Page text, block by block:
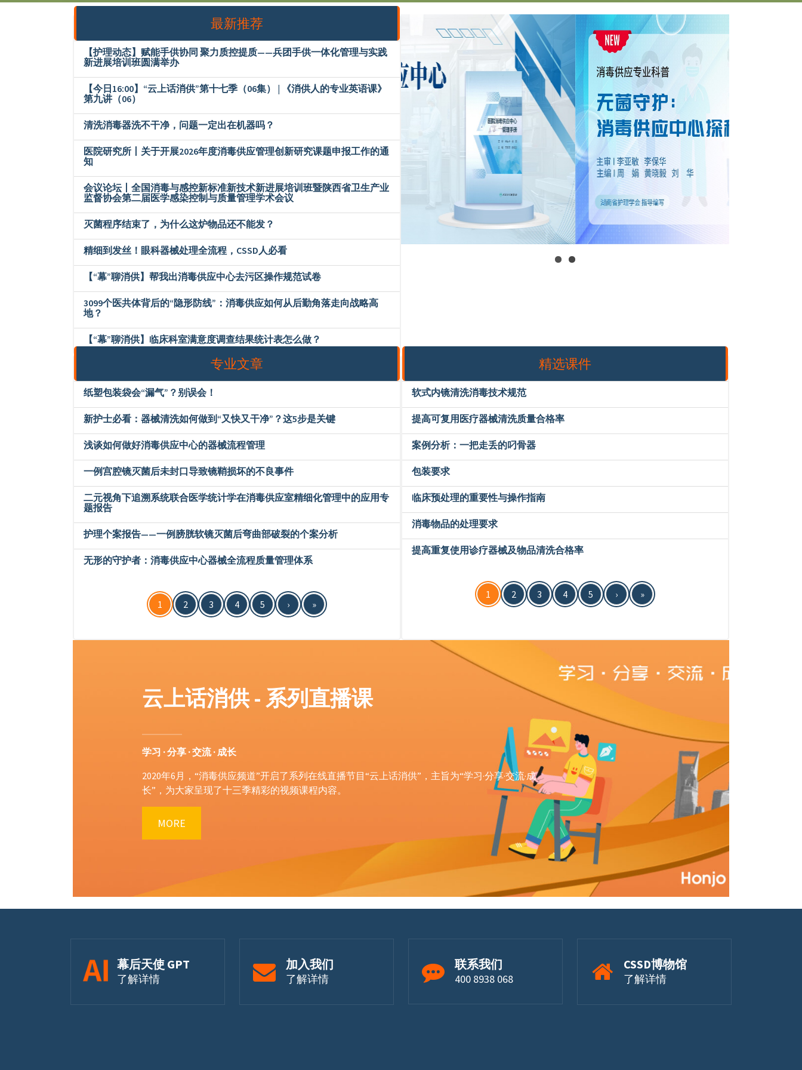
最新推荐
【护理动态】赋能手供协同 聚力质控提质——兵团手供一体化管理与实践
新进展培训班圆满举办
【今日16:00】“云上话消供”第十七季（06集） | 《消供人的专业英语课》
第九讲（06）
清洗消毒器洗不干净，问题一定出在机器吗？
医院研究所丨关于开展2026年度消毒供应管理创新研究课题申报工作的通
知
会议论坛丨全国消毒与感控新标准新技术新进展培训班暨陕西省卫生产业
监督协会第二届医学感染控制与质量管理学术会议
灭菌程序结束了，为什么这炉物品还不能发？
精细到发丝！眼科器械处理全流程，CSSD人必看
【“幕”聊消供】帮我出消毒供应中心去污区操作规范试卷
3099个医共体背后的“隐形防线”：消毒供应如何从后勤角落走向战略高
地？
【“幕”聊消供】临床科室满意度调查结果统计表怎么做？
专业文章
纸塑包装袋会“漏气”？别误会！
新护士必看：器械清洗如何做到“又快又干净”？这5步是关键
浅谈如何做好消毒供应中心的器械流程管理
一例宫腔镜灭菌后未封口导致镜鞘损坏的不良事件
二元视角下追溯系统联合医学统计学在消毒供应室精细化管理中的应用专
题报告
护理个案报告——一例膀胱软镜灭菌后弯曲部破裂的个案分析
无形的守护者：消毒供应中心器械全流程质量管理体系
1 2 3 4 5 › »
精选课件
软式内镜清洗消毒技术规范
提高可复用医疗器械清洗质量合格率
案例分析：一把走丢的叼骨器
包装要求
临床预处理的重要性与操作指南
消毒物品的处理要求
提高重复使用诊疗器械及物品清洗合格率
1 2 3 4 5 › »
云上话消供 - 系列直播课
学习 · 分享 · 交流 · 成长
2020年6月，“消毒供应频道”开启了系列在线直播节目“云上话消供”，主旨为“学习·分享·交流·成
长”，为大家呈现了十三季精彩的视频课程内容。
MORE
幕后天使 GPT
了解详情
加入我们
了解详情
联系我们
400 8938 068
CSSD博物馆
了解详情